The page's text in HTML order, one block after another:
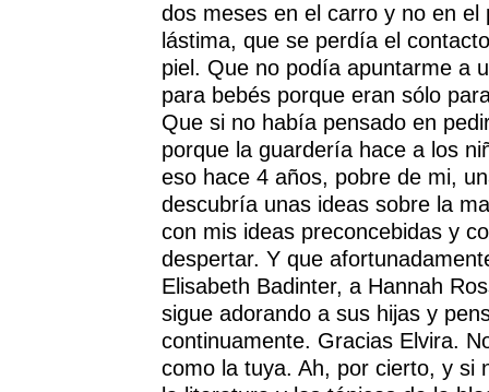
dos meses en el carro y no en el
lástima, que se perdía el
piel. Que no podía apuntarme a
para bebés porque eran sólo
Que si no había pensado en
porque la guardería hace a los
eso hace 4 años, pobre de mi,
descubría unas ideas sobre la
con mis ideas preconcebidas y
despertar. Y que
Elisabeth Badinter, a Hannah
sigue adorando a sus hijas y
continuamente. Gracias Elvira.
como la tuya. Ah, por cierto, y si